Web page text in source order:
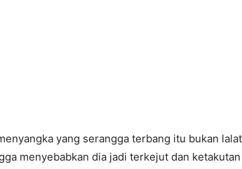
yang serangga terbang itu bukan
menyebabkan dia jadi terkejut dan